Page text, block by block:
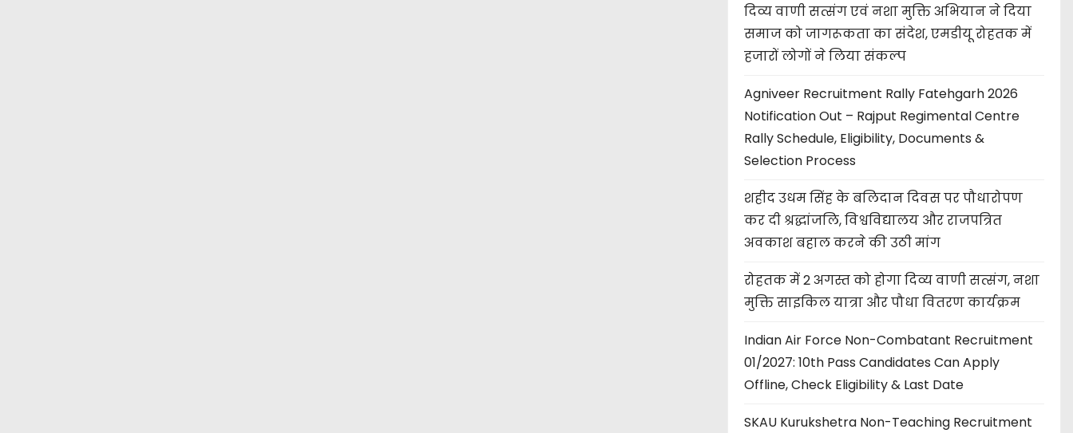
दिव्य वाणी सत्संग एवं नशा मुक्ति अभियान ने दिया
समाज को जागरूकता का संदेश, एमडीयू रोहतक में
हजारों लोगों ने लिया संकल्प
Agniveer Recruitment Rally Fatehgarh 2026
Notification Out – Rajput Regimental Centre
Rally Schedule, Eligibility, Documents &
Selection Process
शहीद उधम सिंह के बलिदान दिवस पर पौधारोपण
कर दी श्रद्धांजलि, विश्वविद्यालय और राजपत्रित
अवकाश बहाल करने की उठी मांग
रोहतक में 2 अगस्त को होगा दिव्य वाणी सत्संग, नशा
मुक्ति साइकिल यात्रा और पौधा वितरण कार्यक्रम
Indian Air Force Non-Combatant Recruitment
01/2027: 10th Pass Candidates Can Apply
Offline, Check Eligibility & Last Date
SKAU Kurukshetra Non-Teaching Recruitment